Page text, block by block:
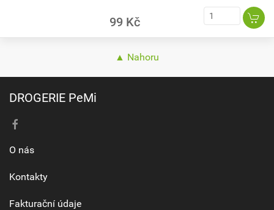
99 Kč
▲ Nahoru
DROGERIE PeMi
O nás
Kontakty
Fakturační údaje